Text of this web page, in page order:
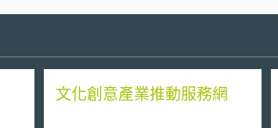
文化創意產業推動服務網